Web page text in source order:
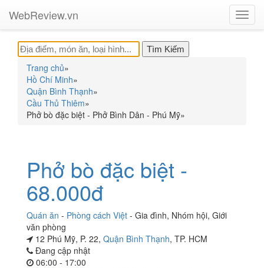
WebReview.vn
Trang chủ»
Hồ Chí Minh»
Quận Bình Thạnh»
Cầu Thủ Thiêm»
Phở bò đặc biệt - Phở Bình Dân - Phú Mỹ»
Phở bò đặc biệt -
68.000đ
Quán ăn - Phòng cách Việt - Gia đình, Nhóm hội, Giới
văn phòng
12 Phú Mỹ, P. 22, Quận Bình Thạnh, TP. HCM
Đang cập nhật
06:00 - 17:00